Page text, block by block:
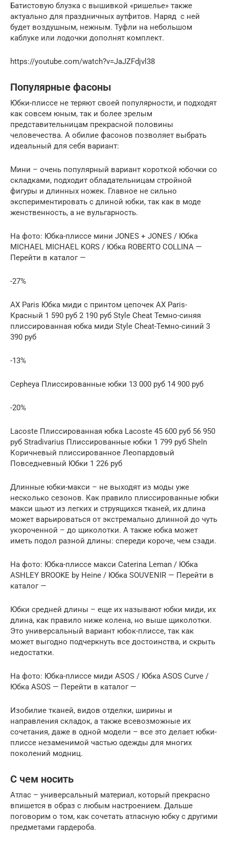
Батистовую блузка с вышивкой «ришелье» также
актуально для праздничных аутфитов. Наряд с ней
будет воздушным, нежным. Туфли на небольшом
каблуке или лодочки дополнят комплект.
https://youtube.com/watch?v=JaJZFdjvl38
Популярные фасоны
Юбки-плиссе не теряют своей популярности, и подходят
как совсем юным, так и более зрелым
представительницам прекрасной половины
человечества. А обилие фасонов позволяет выбрать
идеальный для себя вариант:
Мини – очень популярный вариант короткой юбочки со
складками, подходит обладательницам стройной
фигуры и длинных ножек. Главное не сильно
экспериментировать с длиной юбки, так как в моде
женственность, а не вульгарность.
На фото: Юбка-плиссе мини JONES + JONES / Юбка
MICHAEL MICHAEL KORS / Юбка ROBERTO COLLINA —
Перейти в каталог —
-27%
AX Paris Юбка миди с принтом цепочек AX Paris-
Красный 1 590 руб 2 190 руб Style Cheat Темно-синяя
плиссированная юбка миди Style Cheat-Темно-синий 3
390 руб
-13%
Cepheya Плиссированные юбки 13 000 руб 14 900 руб
-20%
Lacoste Плиссированная юбка Lacoste 45 600 руб 56 950
руб Stradivarius Плиссированные юбки 1 799 руб SheIn
Коричневый плиссированное Леопардовый
Повседневный Юбки 1 226 руб
Длинные юбки-макси – не выходят из моды уже
несколько сезонов. Как правило плиссированные юбки
макси шьют из легких и струящихся тканей, их длина
может варьироваться от экстремально длинной до чуть
укороченной – до щиколотки. А также юбка может
иметь подол разной длины: спереди короче, чем сзади.
На фото: Юбка-плиссе макси Caterina Leman / Юбка
ASHLEY BROOKE by Heine / Юбка SOUVENIR — Перейти в
каталог —
Юбки средней длины – еще их называют юбки миди, их
длина, как правило ниже колена, но выше щиколотки.
Это универсальный вариант юбок-плиссе, так как
может выгодно подчеркнуть все достоинства, и скрыть
недостатки.
На фото: Юбка-плиссе миди ASOS / Юбка ASOS Curve /
Юбка ASOS — Перейти в каталог —
Изобилие тканей, видов отделки, ширины и
направления складок, а также всевозможные их
сочетания, даже в одной модели – все это делает юбки-
плиссе незаменимой частью одежды для многих
поколений модниц.
С чем носить
Атлас – универсальный материал, который прекрасно
впишется в образ с любым настроением. Дальше
поговорим о том, как сочетать атласную юбку с другими
предметами гардероба.